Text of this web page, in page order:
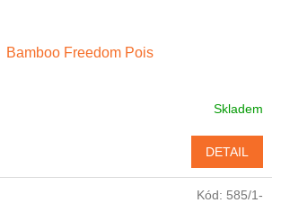
Bamboo Freedom Pois
Skladem
DETAIL
Kód: 585/1-